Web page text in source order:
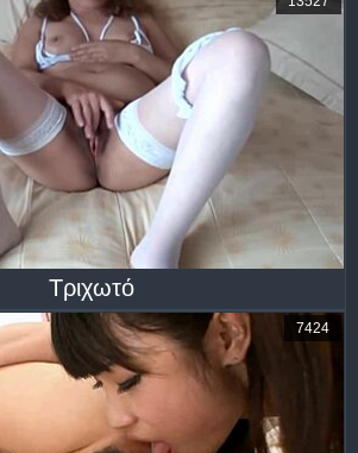
Τριχωτό
7424